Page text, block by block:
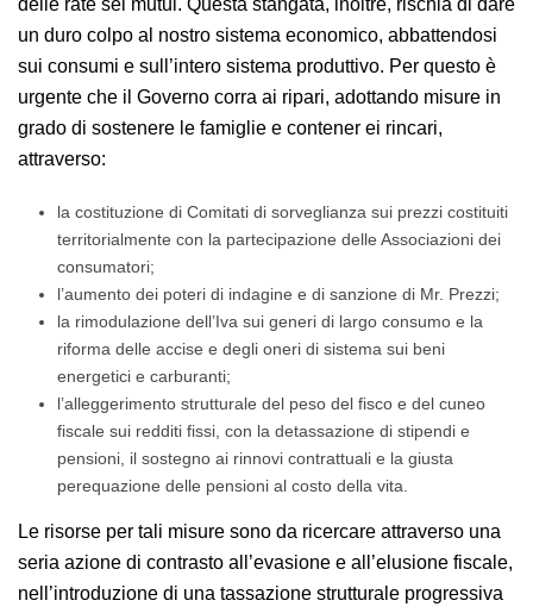
delle rate sei mutui. Questa stangata, inoltre, rischia di dare
un duro colpo al nostro sistema economico, abbattendosi
sui consumi e sull’intero sistema produttivo. Per questo è
urgente che il Governo corra ai ripari, adottando misure in
grado di sostenere le famiglie e contener ei rincari,
attraverso:
la costituzione di Comitati di sorveglianza sui prezzi costituiti
territorialmente con la partecipazione delle Associazioni dei
consumatori;
l’aumento dei poteri di indagine e di sanzione di Mr. Prezzi;
la rimodulazione dell’Iva sui generi di largo consumo e la
riforma delle accise e degli oneri di sistema sui beni
energetici e carburanti;
l’alleggerimento strutturale del peso del fisco e del cuneo
fiscale sui redditi fissi, con la detassazione di stipendi e
pensioni, il sostegno ai rinnovi contrattuali e la giusta
perequazione delle pensioni al costo della vita.
Le risorse per tali misure sono da ricercare attraverso una
seria azione di contrasto all’evasione e all’elusione fiscale,
nell’introduzione di una tassazione strutturale progressiva